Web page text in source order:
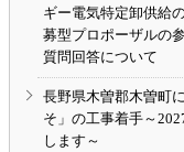
ギー電気特定卸供給
募型プロポーザルの
質問回答について
長野県木曽郡木曽町
そ」の工事着手～
します～